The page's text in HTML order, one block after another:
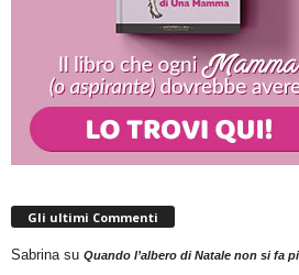
Gli ultimi Commenti
Sabrina su Quando l’albero di Natale non si fa